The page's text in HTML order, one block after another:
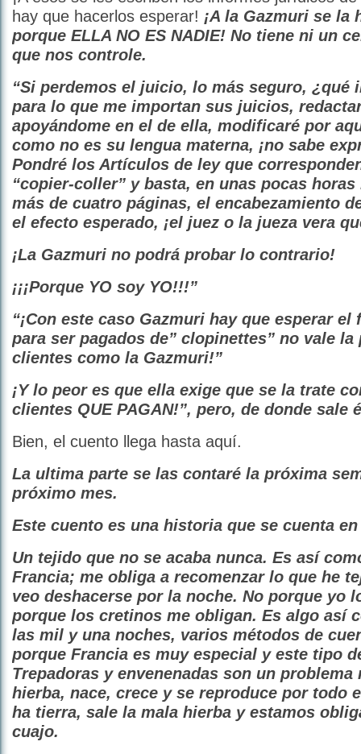
hay que hacerlos esperar! ¡A la Gazmuri se la
porque ELLA NO ES NADIE! No tiene ni un
que nos controle.
“Si perdemos el juicio, lo más seguro, ¿qué
para lo que me importan sus juicios,
apoyándome en el de ella, modificaré por
como no es su lengua materna, ¡no sabe
Pondré los Artículos de ley que
“copier-coller” y basta, en unas pocas
más de cuatro páginas, el encabezamiento
el efecto esperado, ¡el juez o la jueza vera
¡La Gazmuri no podrá probar lo contrario!
¡¡¡Porque YO soy YO!!!”
“¡Con este caso Gazmuri hay que esperar
para ser pagados de” clopinettes” no vale la
clientes como la Gazmuri!”
¡Y lo peor es que ella exige que se la trate
clientes QUE PAGAN!”, pero, de donde sale
Bien, el cuento llega hasta aquí.
La ultima parte se las contaré la próxima
próximo mes.
Este cuento es una historia que se cuenta
Un tejido que no se acaba nunca. Es así
Francia; me obliga a recomenzar lo que he
veo deshacerse por la noche. No porque yo
porque los cretinos me obligan. Es algo así
las mil y una noches, varios métodos de
porque Francia es muy especial y este tipo
Trepadoras y envenenadas son un
hierba, nace, crece y se reproduce por todo
ha tierra, sale la mala hierba y estamos
cuajo.